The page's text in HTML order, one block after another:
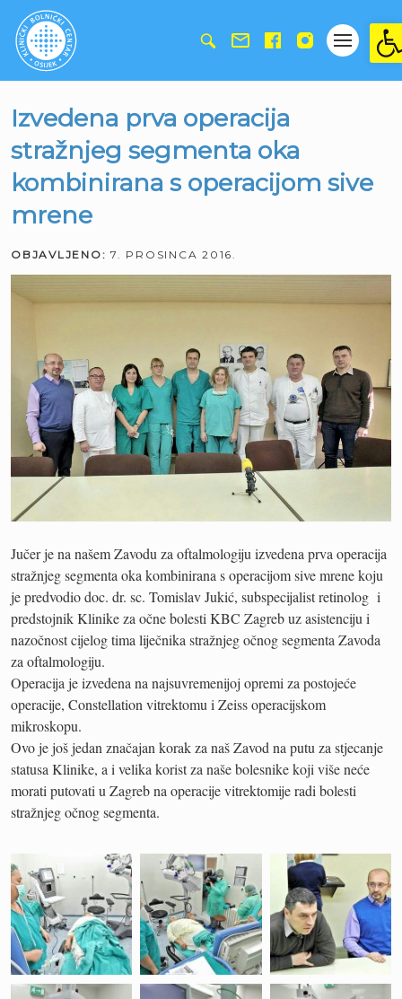
Izvedena prva operacija
stražnjeg segmenta oka
kombinirana s operacijom sive
mrene
OBJAVLJENO: 7. PROSINCA 2016.
Jučer je na našem Zavodu za oftalmologiju izvedena prva operacija
stražnjeg segmenta oka kombinirana s operacijom sive mrene koju
je predvodio doc. dr. sc. Tomislav Jukić, subspecijalist retinolog i
predstojnik Klinike za očne bolesti KBC Zagreb uz asistenciju i
nazočnost cijelog tima liječnika stražnjeg očnog segmenta Zavoda
za oftalmologiju.
Operacija je izvedena na najsuvremenijoj opremi za postojeće
operacije, Constellation vitrektomu i Zeiss operacijskom
mikroskopu.
Ovo je još jedan značajan korak za naš Zavod na putu za stjecanje
statusa Klinike, a i velika korist za naše bolesnike koji više neće
morati putovati u Zagreb na operacije vitrektomije radi bolesti
stražnjeg očnog segmenta.